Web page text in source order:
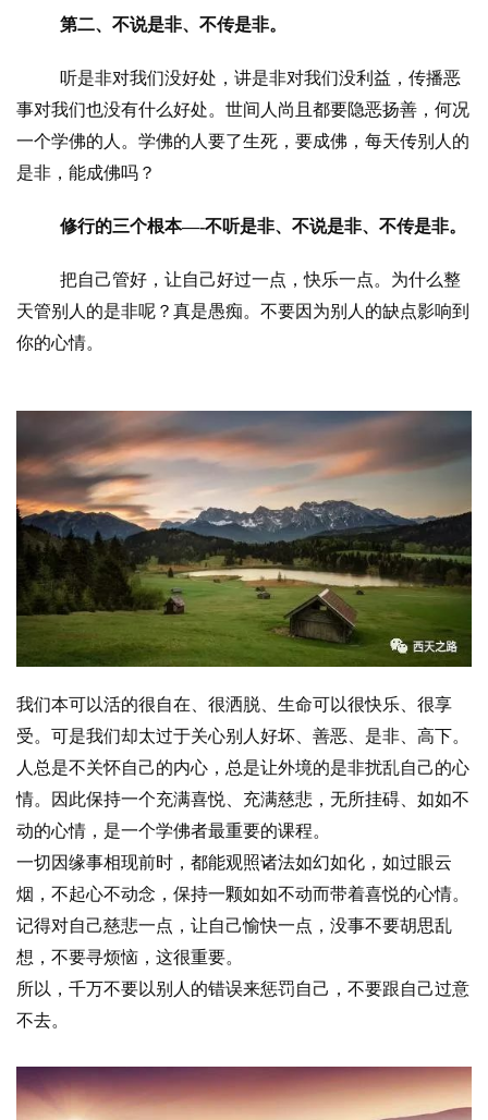
第二、不说是非、不传是非。
听是非对我们没好处，讲是非对我们没利益，传播恶
事对我们也没有什么好处。世间人尚且都要隐恶扬善，何况
一个学佛的人。学佛的人要了生死，要成佛，每天传别人的
是非，能成佛吗？
修行的三个根本—-不听是非、不说是非、不传是非。
把自己管好，让自己好过一点，快乐一点。为什么整
天管别人的是非呢？真是愚痴。不要因为别人的缺点影响到
你的心情。
我们本可以活的很自在、很洒脱、生命可以很快乐、很享
受。可是我们却太过于关心别人好坏、善恶、是非、高下。
人总是不关怀自己的内心，总是让外境的是非扰乱自己的心
情。因此保持一个充满喜悦、充满慈悲，无所挂碍、如如不
动的心情，是一个学佛者最重要的课程。
一切因缘事相现前时，都能观照诸法如幻如化，如过眼云
烟，不起心不动念，保持一颗如如不动而带着喜悦的心情。
记得对自己慈悲一点，让自己愉快一点，没事不要胡思乱
想，不要寻烦恼，这很重要。
所以，千万不要以别人的错误来惩罚自己，不要跟自己过意
不去。